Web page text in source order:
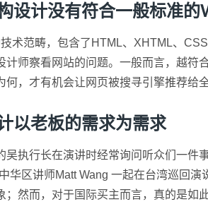
设计没有符合一般标准的
术范畴，包含了HTML、XHTML、
计师察看网站的问题。一般而言，越符
何，才有机会让网页被搜寻引擎推荐给
以老板的需求为需求
吴执行长在演讲时经常询问听众们一件事
华区讲师Matt Wang 一起在台湾巡回
；然而，对于国际买主而言，真的是如此